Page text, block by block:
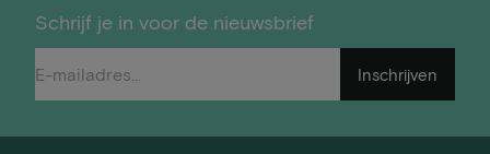
Schrijf je in voor de nieuwsbrief
Inschrijven